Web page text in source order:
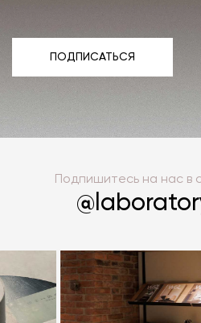
ПОДПИСАТЬСЯ
Подпишитесь на нас в